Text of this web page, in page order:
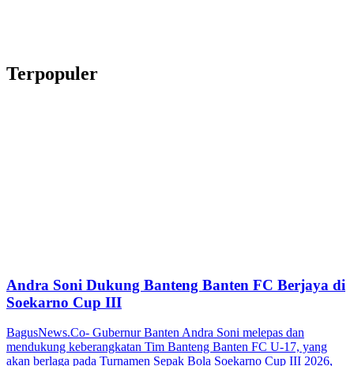
Terpopuler
Andra Soni Dukung Banteng Banten FC Berjaya di
Soekarno Cup III
BagusNews.Co- Gubernur Banten Andra Soni melepas dan
mendukung keberangkatan Tim Banteng Banten FC U-17, yang
akan berlaga pada Turnamen Sepak Bola Soekarno Cup III 2026,